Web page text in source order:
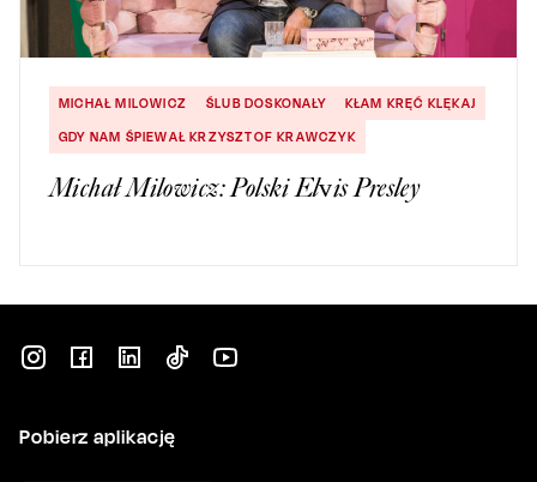
MICHAŁ MILOWICZ ŚLUB DOSKONAŁY
KŁAM KRĘĆ KLĘKAJ
GDY NAM ŚPIEWAŁ KRZYSZTOF KRAWCZYK
Michał Milowicz: Polski Elvis Presley
Pobierz aplikację